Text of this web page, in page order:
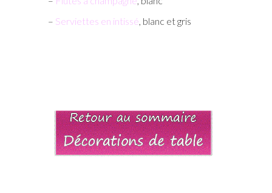
– Serviettes en intissé, blanc et gris